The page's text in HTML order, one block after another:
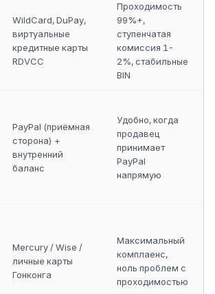
WildCard, DuPay,
виртуальные
кредитные карты
RDVCC
Проходимость
99%+,
ступенчатая
комиссия 1-
2%, стабильные
BIN
PayPal (приёмная
сторона) +
внутренний
баланс
Удобно, когда
продавец
принимает
PayPal
напрямую
Mercury / Wise /
личные карты
Гонконга
Максимальный
комплаенс,
ноль проблем с
проходимостью